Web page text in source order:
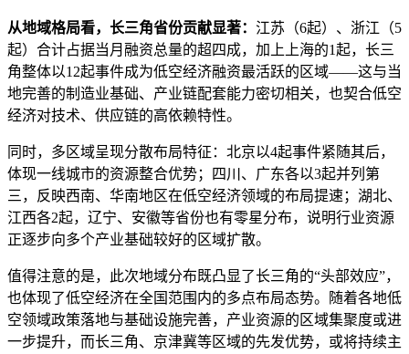
从地域格局看，长三角省份贡献显著： 江苏（6起）、浙江（5
起）合计占据当月融资总量的超四成，加上上海的1起，长三
角整体以12起事件成为低空经济融资最活跃的区域——这与当
地完善的制造业基础、产业链配套能力密切相关，也契合低空
经济对技术、供应链的高依赖特性。
同时，多区域呈现分散布局特征：北京以4起事件紧随其后，
体现一线城市的资源整合优势；四川、广东各以3起并列第
三，反映西南、华南地区在低空经济领域的布局提速；湖北、
江西各2起，辽宁、安徽等省份也有零星分布，说明行业资源
正逐步向多个产业基础较好的区域扩散。
值得注意的是，此次地域分布既凸显了长三角的“头部效应”，
也体现了低空经济在全国范围内的多点布局态势。随着各地低
空领域政策落地与基础设施完善，产业资源的区域集聚度或进
一步提升，而长三角、京津冀等区域的先发优势，或将持续主